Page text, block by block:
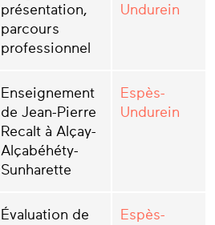
présentation,
parcours
professionnel
Undurein
Enseignement
de Jean-Pierre
Recalt à Alçay-
Alçabéhéty-
Sunharette
Espès-
Undurein
Évaluation de
Espès-